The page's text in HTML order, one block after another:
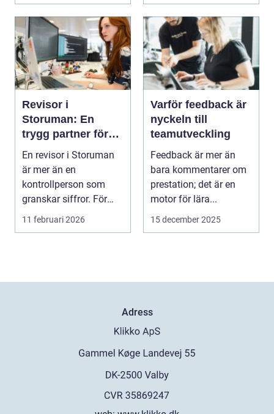
Revisor i
Storuman: En
trygg partner för
företagets siffror
och beslut
En revisor i Storuman
är mer än en
kontrollperson som
granskar siffror. För
mån...
11 februari 2026
Varför feedback är
nyckeln till
teamutveckling
Feedback är mer än
bara kommentarer om
prestation; det är en
motor för lära...
15 december 2025
Adress